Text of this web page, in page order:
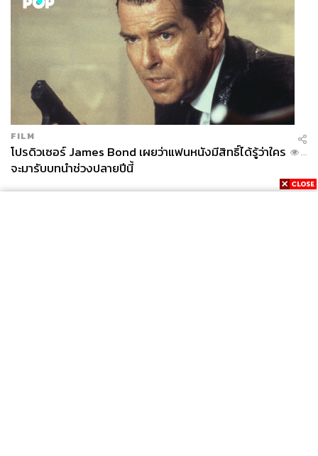
FILM
โปรดิวเซอร์ James Bond เผยว่าแฟนหนังมีสิทธิ์ได้รู้ว่าใคร
จะมารับบทนำช่วงปลายปีนี้
...